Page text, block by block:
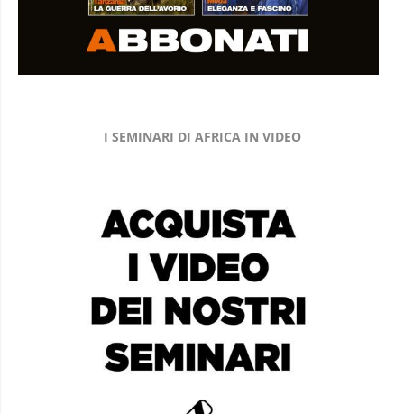
I SEMINARI DI AFRICA IN VIDEO